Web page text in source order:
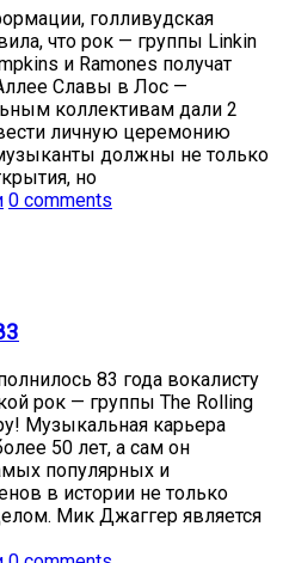
голливудская
что рок — группы Linkin
и Ramones получат
Славы в Лос —
коллективам дали 2
личную церемонию
должны не только
но
0 comments
83 года вокалисту
рок — группы The Rolling
Музыкальная карьера
50 лет, а сам он
популярных и
в истории не только
Мик Джаггер является